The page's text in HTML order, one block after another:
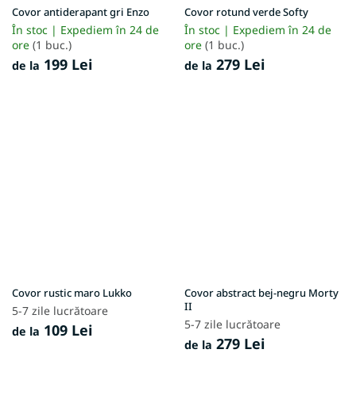
Covor antiderapant gri Enzo
În stoc | Expediem în 24 de
ore (1 buc.)
de la 199 Lei
Covor rotund verde Softy
În stoc | Expediem în 24 de
ore (1 buc.)
de la 279 Lei
Covor rustic maro Lukko
5-7 zile lucrătoare
de la 109 Lei
Covor abstract bej-negru Morty
II
5-7 zile lucrătoare
de la 279 Lei